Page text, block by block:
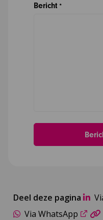
Bericht *
Deel deze pagina
Via WhatsApp